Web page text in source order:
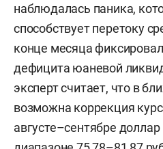
наблюдалась паника,
способствует перетоку
конце месяца
дефицита юаневой
эксперт считает, что в
возможна коррекция
августе–сентябре